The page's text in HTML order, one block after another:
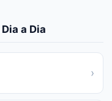
Dia a Dia
›